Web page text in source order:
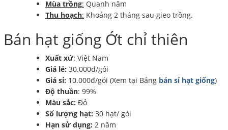
Mùa trồng: Quanh năm
Thu hoạch: Khoảng 2 tháng sau gieo trồng.
Bán hạt giống Ớt chỉ thiên
Xuất xứ: Việt Nam
Giá lẻ: 30.000đ/gói
Giá sỉ: 10.000đ/gói (Xem tại Bảng bán sỉ hạt giống)
Độ thuần: 99%
Màu sắc: Đỏ
Số lượng hạt: 30 hạt/ gói
Hạn sử dụng: 2 năm